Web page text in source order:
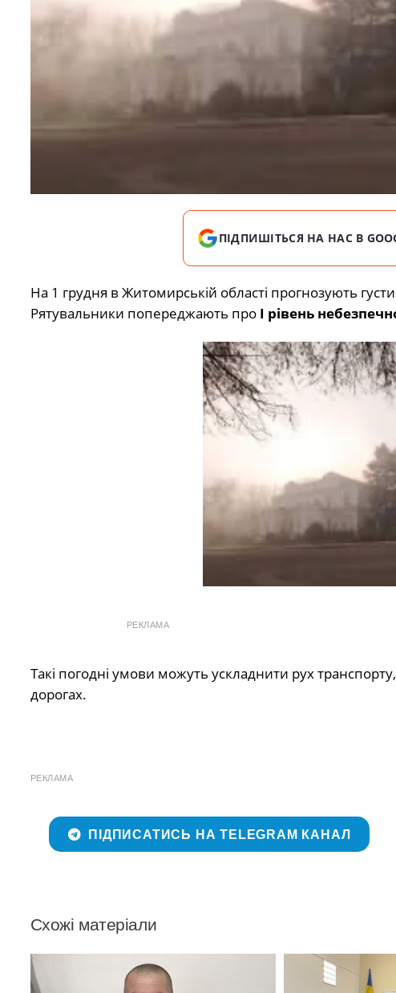
ПІДПИШІТЬСЯ НА НАС В
На 1 грудня в Житомирській області прогнозують
Рятувальники попереджають про І рівень
РЕКЛАМА
Такі погодні умови можуть ускладнити рух
дорогах.
РЕКЛАМА
ПІДПИСАТИСЬ НА TELEGRAM КАНАЛ
Схожі матеріали